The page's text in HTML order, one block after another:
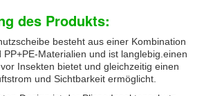
des Produkts:
besteht aus einer Kombination
PP+PE-Materialien und ist langlebig.einen
Insekten bietet und gleichzeitig einen
und Sichtbarkeit ermöglicht.